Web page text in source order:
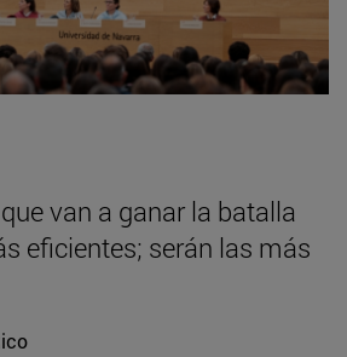
van a ganar la batalla
eficientes; serán las más